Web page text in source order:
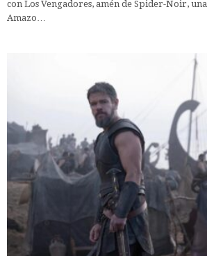
con Los Vengadores, amén de Spider-Noir,
Amazo…